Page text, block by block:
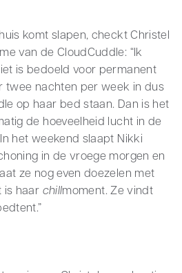
komt slapen, checkt Christel
van de CloudCuddle: “Ik
is bedoeld voor permanent
twee nachten per week in dus
op haar bed staan. Dan is het
de hoeveelheid lucht in de
het weekend slaapt Nikki
in de vroege morgen en
ze nog even doezelen met
is haar chillmoment. Ze vindt